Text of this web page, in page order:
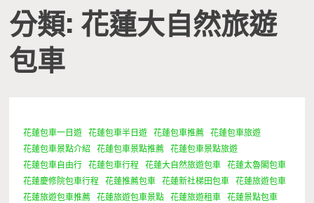
分類: 花蓮大自然旅遊
包車
1 Minute
花蓮包車一日遊 花蓮包車半日遊 花蓮包車推薦
花蓮包車旅遊
花蓮包車景點介紹
花蓮包車景點推薦
花蓮包車景點旅遊
花蓮包車自由行
花蓮包車行程 花蓮大自然旅遊包車
花蓮太魯閣包車
花蓮慶修院包車行程
花蓮推薦包車 花蓮新社梯田包車
花蓮旅遊包車
花蓮旅遊包車推薦
花蓮旅遊包車景點 花蓮旅遊租車
花蓮景點包車